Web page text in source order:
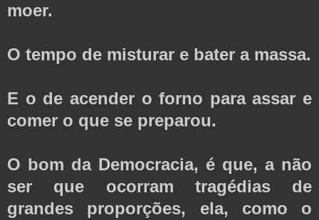
moer.
O tempo de misturar e bater a massa.
E o de acender o forno para assar e
comer o que se preparou.
O bom da Democracia, é que, a não
ser que ocorram tragédias de
grandes proporções, ela, como o